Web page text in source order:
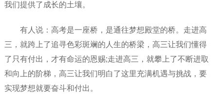
我们提供了成长的土壤。
有人说：高考是一座桥，是通往梦想殿堂的桥。走进高
三，就跨上了追寻色彩斑斓的人生的桥梁，高三让我们懂得
了只有付出，才有命运的恩赐;走进高三，就攀上了不断进取
和向上的阶梯，高三让我们明白了这里充满机遇与挑战，要
实现梦想就要奋斗和付出。